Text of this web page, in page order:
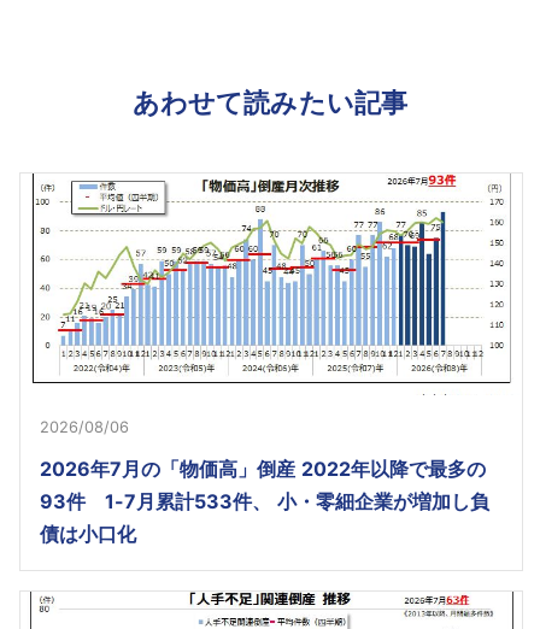
あわせて読みたい記事
2026/08/06
2026年7月の「物価高」倒産 2022年以降で最多の
93件 1-7月累計533件、 小・零細企業が増加し負
債は小口化